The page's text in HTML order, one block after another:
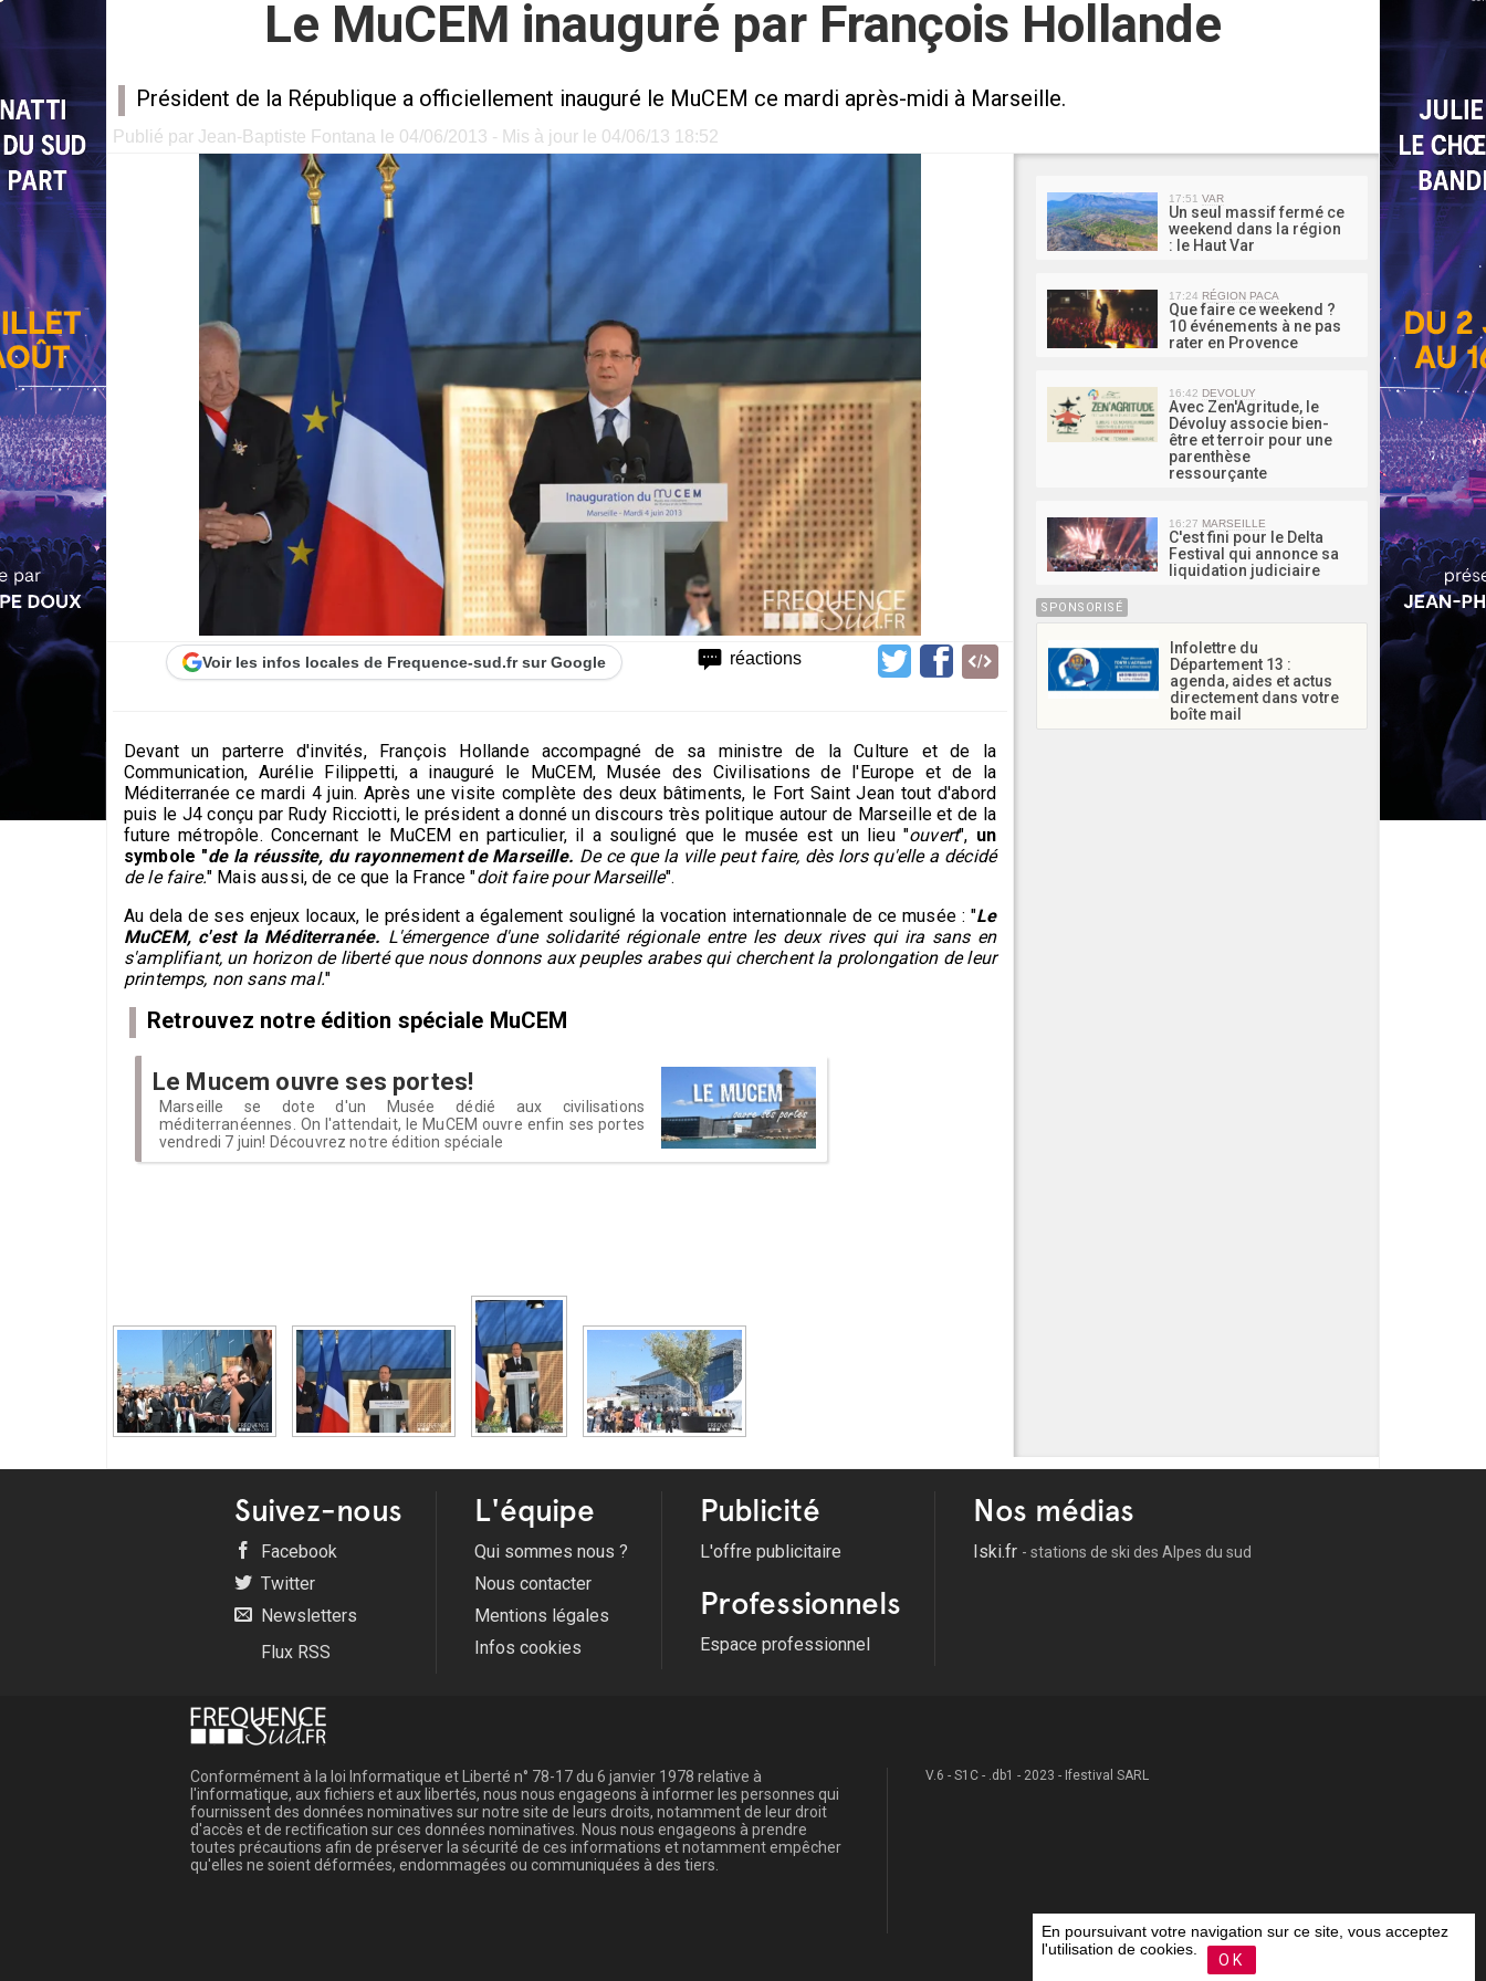
Le MuCEM inauguré par François Hollande
Président de la République a officiellement inauguré le MuCEM ce mardi après-midi à Marseille.
Publié par Jean-Baptiste Fontana le 04/06/2013 - Mis à jour le 04/06/13 18:52
réactions
Voir les infos locales de Frequence-sud.fr sur Google
Devant un parterre d'invités, François Hollande accompagné de sa ministre de la Culture et de la
Communication, Aurélie Filippetti, a inauguré le MuCEM, Musée des Civilisations de l'Europe et de la
Méditerranée ce mardi 4 juin. Après une visite complète des deux bâtiments, le Fort Saint Jean tout d'abord
puis le J4 conçu par Rudy Ricciotti, le président a donné un discours très politique autour de Marseille et de la
future métropôle. Concernant le MuCEM en particulier, il a souligné que le musée est un lieu "ouvert", un
symbole "de la réussite, du rayonnement de Marseille. De ce que la ville peut faire, dès lors qu'elle a décidé
de le faire." Mais aussi, de ce que la France "doit faire pour Marseille".
Au dela de ses enjeux locaux, le président a également souligné la vocation internationnale de ce musée : "Le
MuCEM, c'est la Méditerranée. L'émergence d'une solidarité régionale entre les deux rives qui ira sans en
s'amplifiant, un horizon de liberté que nous donnons aux peuples arabes qui cherchent la prolongation de leur
printemps, non sans mal."
Retrouvez notre édition spéciale MuCEM
Le Mucem ouvre ses portes!
Marseille se dote d'un Musée dédié aux civilisations
méditerranéennes. On l'attendait, le MuCEM ouvre enfin ses portes
vendredi 7 juin! Découvrez notre édition spéciale
MA
17:51 VAR
Un seul massif fermé ce
weekend dans la région
: le Haut Var
17:24 RÉGION PACA
Que faire ce weekend ?
10 événements à ne pas
rater en Provence
16:42 DEVOLUY
Avec Zen'Agritude, le
Dévoluy associe bien-
être et terroir pour une
parenthèse
ressourçante
16:27 MARSEILLE
C'est fini pour le Delta
Festival qui annonce sa
liquidation judiciaire
SPONSORISÉ
Infolettre du
Département 13 :
agenda, aides et actus
directement dans votre
boîte mail
Suivez-nous
Facebook
Twitter
Newsletters
Flux RSS
L'équipe
Qui sommes nous ?
Nous contacter
Mentions légales
Infos cookies
Publicité
L'offre publicitaire
Professionnels
Espace professionnel
Nos médias
Iski.fr - stations de ski des Alpes du sud
Conformément à la loi Informatique et Liberté n° 78-17 du 6 janvier 1978 relative à
l'informatique, aux fichiers et aux libertés, nous nous engageons à informer les personnes qui
fournissent des données nominatives sur notre site de leurs droits, notamment de leur droit
d'accès et de rectification sur ces données nominatives. Nous nous engageons à prendre
toutes précautions afin de préserver la sécurité de ces informations et notamment empêcher
qu'elles ne soient déformées, endommagées ou communiquées à des tiers.
V.6 - S1C - .db1 - 2023 - Ifestival SARL
En poursuivant votre navigation sur ce site, vous acceptez
l'utilisation de cookies.
OK